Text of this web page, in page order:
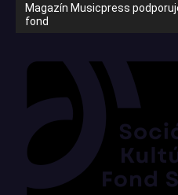
Magazín Musicpress
fond